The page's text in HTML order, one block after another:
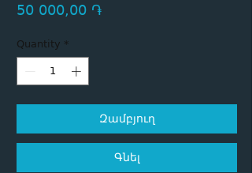
50 000,00 ֏Price
Quantity *
Զամբյուղ
Գնել